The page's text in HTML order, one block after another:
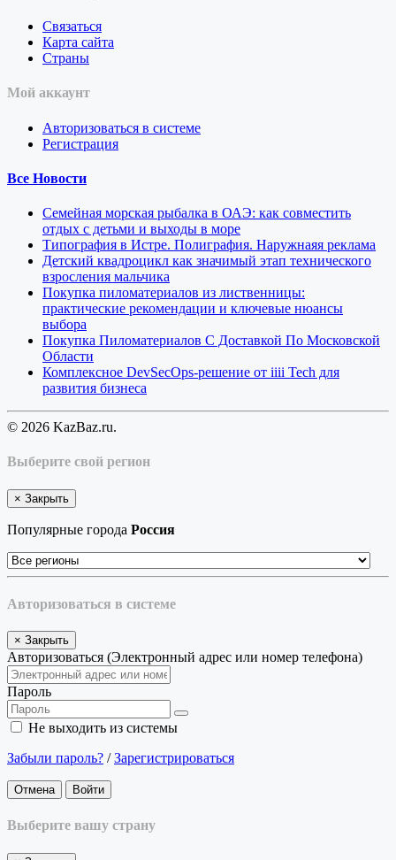
Связаться
Карта сайта
Страны
Мой аккаунт
Авторизоваться в системе
Регистрация
Все Новости
Семейная морская рыбалка в ОАЭ: как совместить
отдых с детьми и выходы в море
Типография в Истре. Полиграфия. Наружнаяя реклама
Детский квадроцикл как значимый этап технического
взросления мальчика
Покупка пиломатериалов из лиственницы:
практические рекомендации и ключевые нюансы
выбора
Покупка Пиломатериалов С Доставкой По Московской
Области
Комплексное DevSecOps-решение от iiii Tech для
развития бизнеса
© 2026 KazBaz.ru.
Выберите свой регион
× Закрыть
Популярные города Россия
Авторизоваться в системе
× Закрыть
Авторизоваться (Электронный адрес или номер телефона)
Пароль
Не выходить из системы
Забыли пароль? /Зарегистрироваться
Отмена Войти
Выберите вашу страну